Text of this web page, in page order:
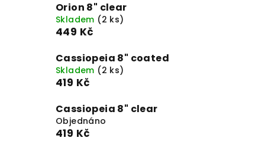
Orion 8" clear
Skladem (2 ks)
449 Kč
Cassiopeia 8" coated
Skladem (2 ks)
419 Kč
Cassiopeia 8" clear
Objednáno
419 Kč